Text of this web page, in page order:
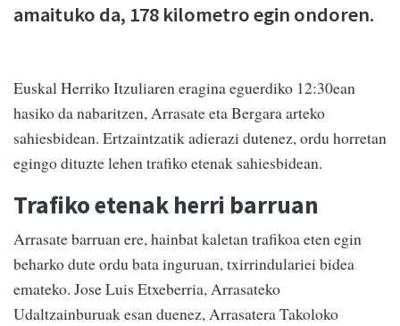
amaituko da, 178 kilometro egin ondoren.
Euskal Herriko Itzuliaren eragina eguerdiko 12:30ean
hasiko da nabaritzen, Arrasate eta Bergara arteko
sahiesbidean. Ertzaintzatik adierazi dutenez, ordu horretan
egingo dituzte lehen trafiko etenak sahiesbidean.
Trafiko etenak herri barruan
Arrasate barruan ere, hainbat kaletan trafikoa eten egin
beharko dute ordu bata inguruan, txirrindulariei bidea
emateko. Jose Luis Etxeberria, Arrasateko
Udaltzainburuak esan duenez, Arrasatera Takoloko